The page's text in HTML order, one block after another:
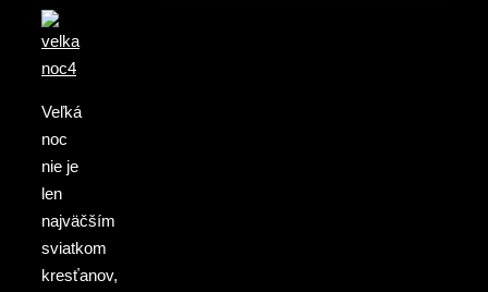
Veľká
noc
nie je
len
najväčším
sviatkom
kresťanov,